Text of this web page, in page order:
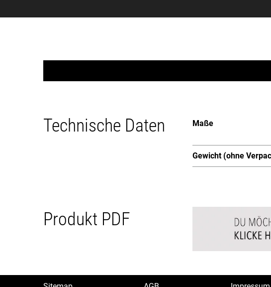
Technische Daten Maße
Gewicht (ohne
Produkt PDF